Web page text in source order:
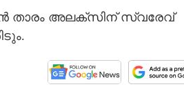
താരം അലക്സിന് സ്വരേവ്